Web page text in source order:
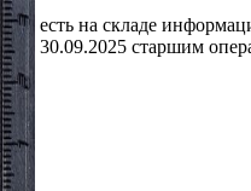
есть на складе
30.09.2025 старшим